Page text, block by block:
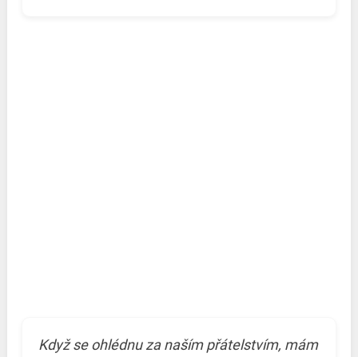
Když se ohlédnu za naším přátelstvím, mám